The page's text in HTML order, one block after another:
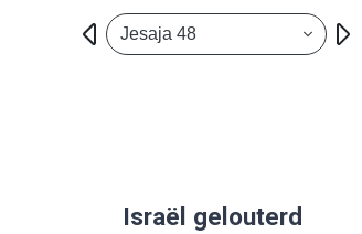
Jesaja 48
Israël gelouterd